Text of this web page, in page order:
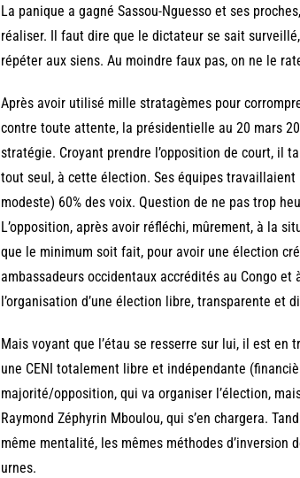
La panique a gagné Sassou-Nguesso et ses
réaliser. Il faut dire que le dictateur se sait
répéter aux siens. Au moindre faux pas, on ne le
Après avoir utilisé mille stratagèmes pour
contre toute attente, la présidentielle au 20 mars
stratégie. Croyant prendre l’opposition de court, il
tout seul, à cette élection. Ses équipes
modeste) 60% des voix. Question de ne pas trop
L’opposition, après avoir réfléchi, mûrement, à la
que le minimum soit fait, pour avoir une élection
ambassadeurs occidentaux accrédités au Congo
l’organisation d’une élection libre, transparente et
Mais voyant que l’étau se resserre sur lui, il est en
une CENI totalement libre et indépendante
majorité/opposition, qui va organiser l’élection,
Raymond Zéphyrin Mboulou, qui s’en chargera.
même mentalité, les mêmes méthodes
urnes.